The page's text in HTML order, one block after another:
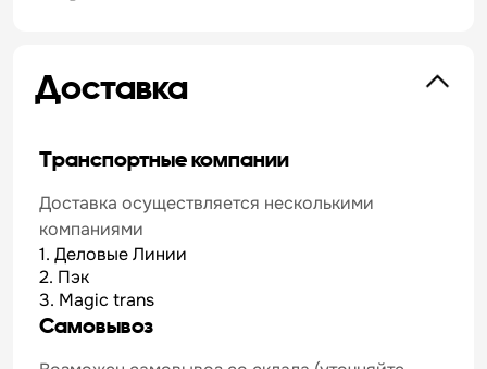
Доставка
Транспортные компании
Доставка осуществляется несколькими
компаниями
1. Деловые Линии
2. Пэк
3. Magic trans
Самовывоз